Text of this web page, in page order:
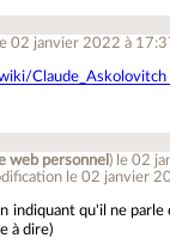
le 02 janvier 2022 à
Claude_Askolovitch
web personnel ) le 02
le 02 janvier
indiquant qu'il ne parle
à dire)